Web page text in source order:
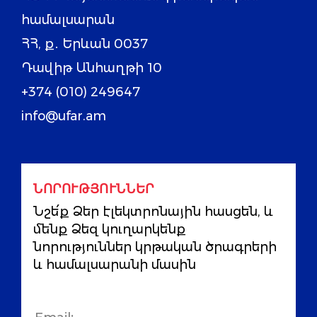
համալսարան
ՀՀ, ք․ Երևան 0037
Դավիթ Անհաղթի 10
+374 (010) 249647
info@ufar.am
ՆՈՐՈՒԹՅՈՒՆՆԵՐ
Նշե՛ք Ձեր էլեկտրոնային հասցեն, և
մենք Ձեզ կուղարկենք
նորություններ կրթական ծրագրերի
և համալսարանի մասին